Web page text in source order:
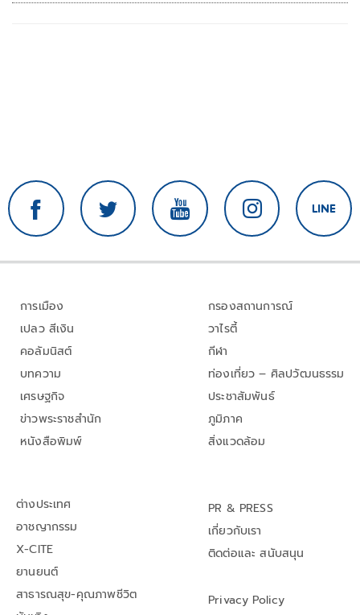
การเมือง
เปลว สีเงิน
คอลัมนิสต์
บทความ
เศรษฐกิจ
ข่าวพระราชสำนัก
หนังสือพิมพ์
กรองสถานการณ์
วาไรตี้
กีฬา
ท่องเที่ยว – ศิลปวัฒนธรรม
ประชาสัมพันธ์
ภูมิภาค
สิ่งแวดล้อม
ต่างประเทศ
อาชญากรรม
X-CITE
ยานยนต์
สาธารณสุข-คุณภาพชีวิต
PR & PRESS
เกี่ยวกับเรา
ติดต่อและ สนับสนุน
Privacy Policy